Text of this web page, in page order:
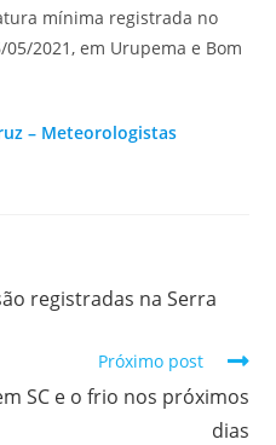
mínima registrada no
2021, em Urupema e Bom
– Meteorologistas
registradas na Serra
Próximo post
SC e o frio nos próximos
dias